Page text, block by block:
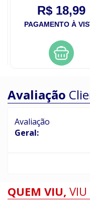
R$ 18,99
PAGAMENTO À
Avaliação
Avaliação
Geral:
QUEM VIU,